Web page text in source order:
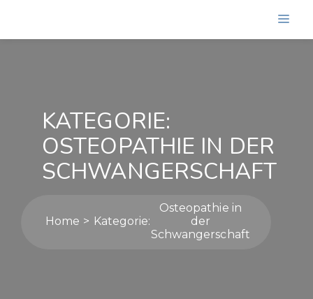
KATEGORIE:
OSTEOPATHIE IN DER
SCHWANGERSCHAFT
Home Kategorie:
Osteopathie in
der
Schwangerschaft